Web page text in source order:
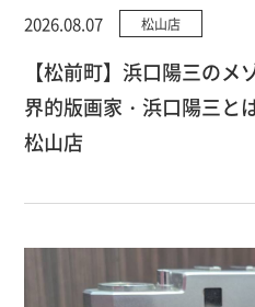
2026.08.07 松山店
【松前町】浜口陽三の
界的版画家・浜口陽三と
松山店